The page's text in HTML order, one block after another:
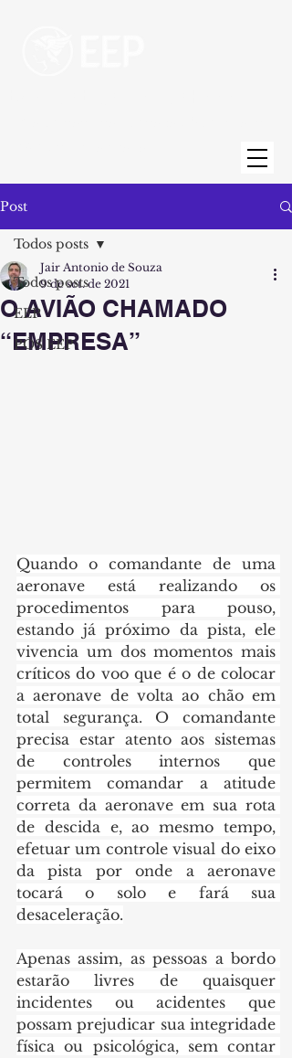
Post
Todos posts
EEP
PÓS EEP
Todos posts
O AVIÃO CHAMADO
“EMPRESA”
Jair Antonio de Souza
9 de set. de 2021
Quando o comandante de uma
aeronave está realizando os
procedimentos para pouso,
estando já próximo da pista, ele
vivencia um dos momentos mais
críticos do voo que é o de colocar
a aeronave de volta ao chão em
total segurança. O comandante
precisa estar atento aos sistemas
de controles internos que
permitem comandar a atitude
correta da aeronave em sua rota
de descida e, ao mesmo tempo,
efetuar um controle visual do eixo
da pista por onde a aeronave
tocará o solo e fará sua
desaceleração.
Apenas assim, as pessoas a bordo
estarão livres de quaisquer
incidentes ou acidentes que
possam prejudicar sua integridade
física ou psicológica, sem contar